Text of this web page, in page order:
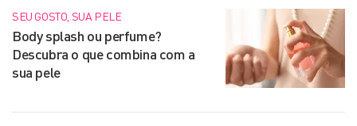
SEU GOSTO, SUA PELE
Body splash ou perfume?
Descubra o que combina com a
sua pele